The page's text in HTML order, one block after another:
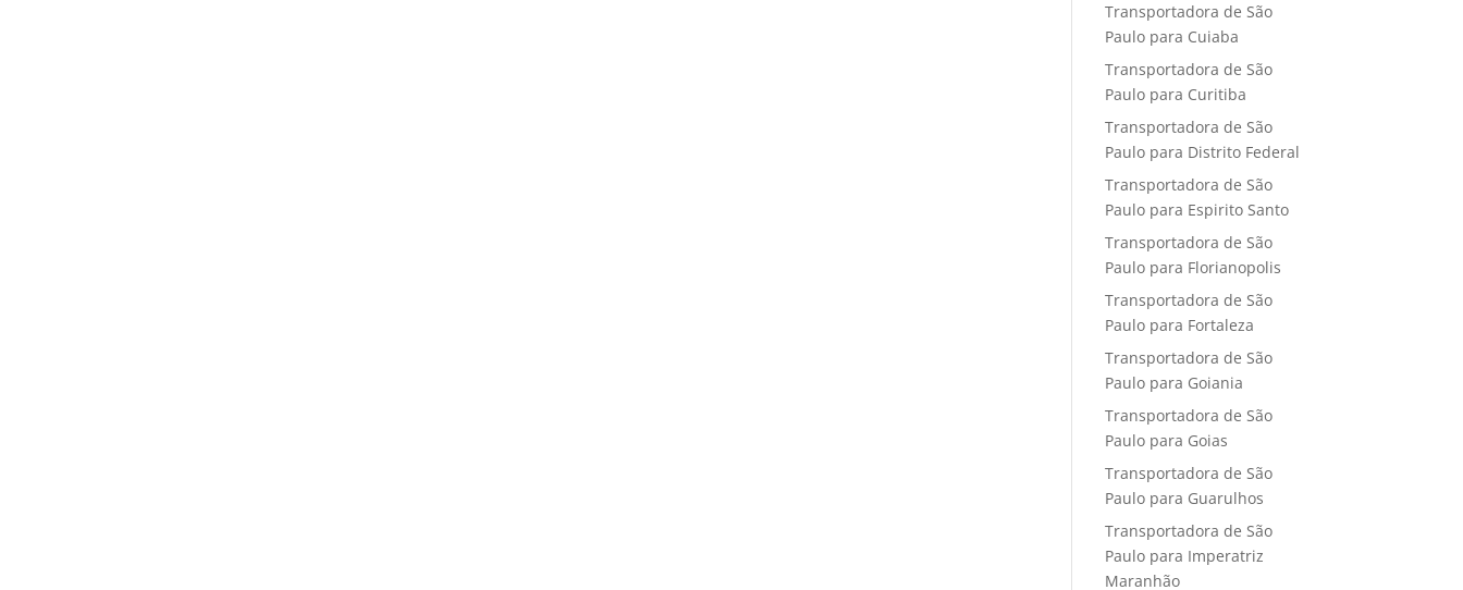
Transportadora de São
Paulo para Cuiaba
Transportadora de São
Paulo para Curitiba
Transportadora de São
Paulo para Distrito Federal
Transportadora de São
Paulo para Espirito Santo
Transportadora de São
Paulo para Florianopolis
Transportadora de São
Paulo para Fortaleza
Transportadora de São
Paulo para Goiania
Transportadora de São
Paulo para Goias
Transportadora de São
Paulo para Guarulhos
Transportadora de São
Paulo para Imperatriz
Maranhão